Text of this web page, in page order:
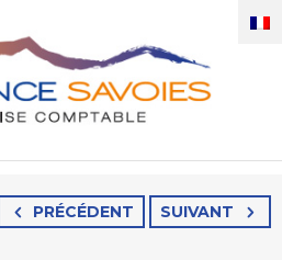
PRÉCÉDENT SUIVANT